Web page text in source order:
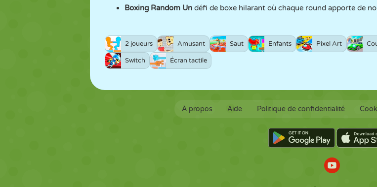
Boxing Random Un défi de boxe hilarant où chaque round apporte de
2 joueurs Amusant Saut Enfants Pixel Art
Switch Écran tactile
À propos Aide Politique de confidentialité